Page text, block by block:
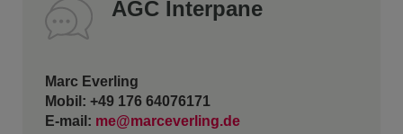
AGC Interpane
Marc Everling
Mobil: +49 176 64076171
E-mail: me@marceverling.de